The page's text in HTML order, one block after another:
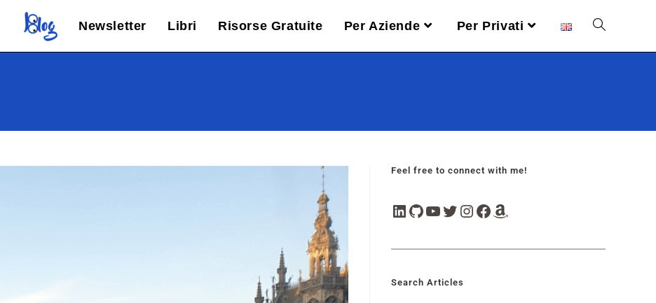
Newsletter Libri Risorse Gratuite Per Aziende Per Privati
Feel free to connect with me!
Search Articles